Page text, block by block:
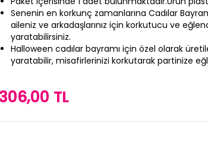
Senenin en korkunç zamanlarına Cadılar
aileniz ve arkadaşlarınız için korkutucu ve
yaratabilirsiniz.
Halloween cadılar bayramı için özel olarak
yaratabilir, misafirlerinizi korkutarak partinize
306,00 TL